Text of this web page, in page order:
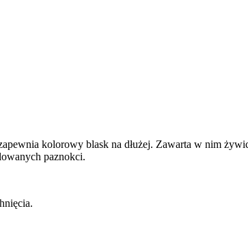
kolorowy blask na dłużej. Zawarta w nim
paznokci.